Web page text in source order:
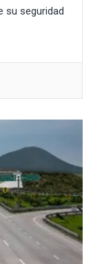
su seguridad